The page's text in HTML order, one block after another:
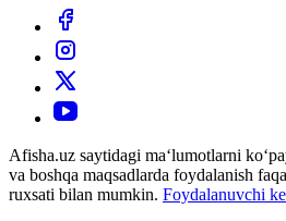
Afisha.uz saytidagi ma‘lumotlarni
va boshqa maqsadlarda foydalanish
ruxsati bilan mumkin. Foydalanuvchi